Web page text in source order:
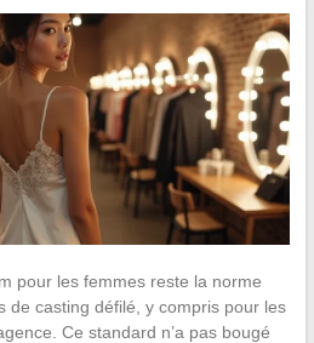
pour les femmes reste la norme
de casting défilé, y compris pour les
Ce standard n’a pas bougé